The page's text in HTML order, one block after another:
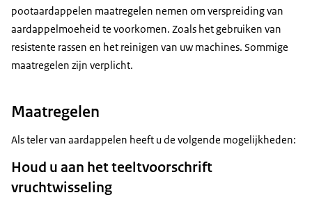
pootaardappelen maatregelen nemen om verspreiding van
aardappelmoeheid te voorkomen. Zoals het gebruiken van
resistente rassen en het reinigen van uw machines. Sommige
maatregelen zijn verplicht.
Maatregelen
Als teler van aardappelen heeft u de volgende mogelijkheden:
Houd u aan het teeltvoorschrift
vruchtwisseling